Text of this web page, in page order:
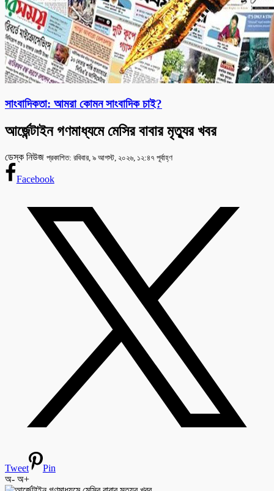
সাংবাদিকতা: আমরা কোমন সাংবাদিক চাই?
আর্জেন্টাইন গণমাধ্যমে মেসির বাবার মৃত্যুর খবর
ডেস্ক নিউজ প্রকাশিত: রবিবার, ৯ আগস্ট, ২০২৬, ১২:৪৭ পূর্বাহ্ণ
Facebook
Tweet
Pin
অ- অ+